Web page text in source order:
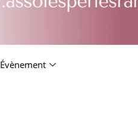
Évènement